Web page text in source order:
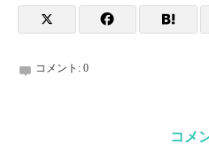
コメント: 0
コメ